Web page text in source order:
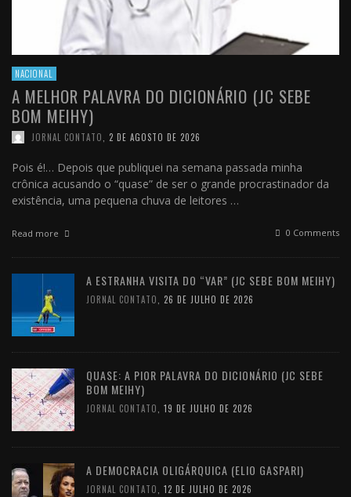
NACIONAL
A MELHOR PALAVRA DO DICIONÁRIO (JC SEBE
BOM MEIHY)
JORNAL CONTATO 2 DE AGOSTO DE 2026
Pois é!… Depois que publiquei na semana passada minha
crônica acusando o “quase” de ser o grande procrastinador da
existência, uma pequena chuva de leitores …
Read more 0 Comments
A ESTRANHA VISITA DO “VAR” (JC SEBE BOM MEIHY)
JORNAL CONTATO 26 DE JULHO DE 2026
QUASE: A PIOR PALAVRA DO DICIONÁRIO (JC SEBE
BOM MEIHY)
JORNAL CONTATO 19 DE JULHO DE 2026
A DEMOCRACIA OLIGÁRQUICA (ELIO GASPARI)
JORNAL CONTATO 12 DE JULHO DE 2026